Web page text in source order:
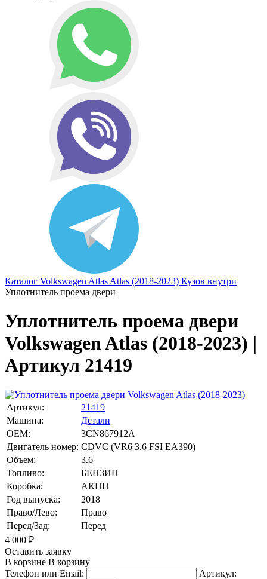
Каталог Volkswagen Atlas Atlas (2018-2023) Кузов внутри
Уплотнитель проема двери
Уплотнитель проема двери
Volkswagen Atlas (2018-2023) |
Артикул 21419
Артикул:
21419
Машина:
Детали
OEM:
3CN867912A
Двигатель номер: CDVC (VR6 3.6 FSI EA390)
Объем:
3.6
Топливо:
БЕНЗИН
Коробка:
АКПП
Год выпуска:
2018
Право/Лево:
Право
Перед/Зад:
Перед
4 000 ₽
Оставить заявку
В корзине В корзину
Телефон или Email:
Артикул: